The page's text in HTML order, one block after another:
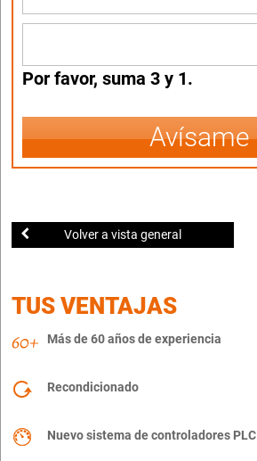
Por favor, suma 3 y 1.
Avísame
Volver a vista general
TUS VENTAJAS
Más de 60 años de experiencia
Recondicionado
Nuevo sistema de controladores PLC